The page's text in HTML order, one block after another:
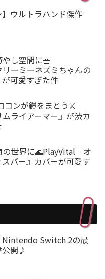
】ウルトラハンド傑作
し空間に🧺
ーミーネズミちゃんの
可愛すぎた件
コンが鎧をまとう⚔️
ライアーマー』が渋カ
世界に🌊PlayVital『オ
パー』カバーが可愛す
Nintendo Switch 2の最
公開♪